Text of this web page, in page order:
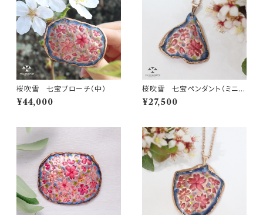
桜吹雪 七宝ブローチ（中）
¥44,000
桜吹雪 七宝ペンダント（ミニ三
角）
¥27,500